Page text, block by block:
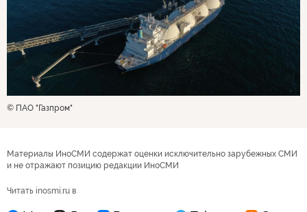
© ПАО "Газпром"
Материалы ИноСМИ содержат оценки исключительно зарубежных СМИ
и не отражают позицию редакции ИноСМИ
Читать inosmi.ru в